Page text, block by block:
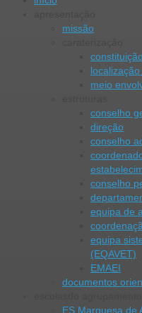
missão
constituição
meio
conselho
direção
conselho
conselho
equipa de
equipa
(EQAVET)
EMAEI
documentos
ES Marquesa de